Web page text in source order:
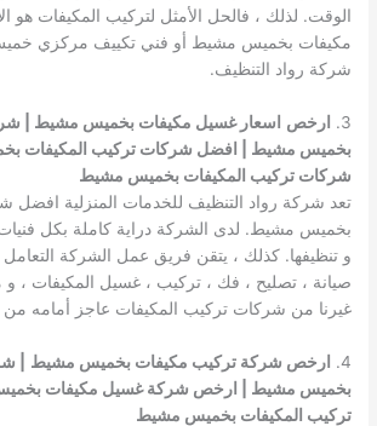
الوقت. لذلك ، فالحل الأمثل لتركيب المكيفات هو
مكيفات بخميس مشيط أو فني تكييف مركزي
شركة رواد التنظيف.
3. ارخص
اسعار غسيل مكيفات بخميس مشيط |
بخميس مشيط | افضل شركات تركيب المكيفات
شركات تركيب المكيفات بخميس مشيط
تعد شركة رواد التنظيف للخدمات المنزلية افضل
بخميس مشيط. لدى الشركة دراية كاملة بكل
و تنظيفها. كذلك ، يتقن فريق عمل الشركة
صيانة ، تصليح ، فك ، تركيب ، غسيل المكيفات ،
غيرنا من شركات تركيب المكيفات عاجز أمامه
4. ارخص شركة تركيب مكيفات بخميس مشيط
|
بخميس مشيط | ارخص شركة غسيل مكيفات
تركيب المكيفات بخميس مشيط